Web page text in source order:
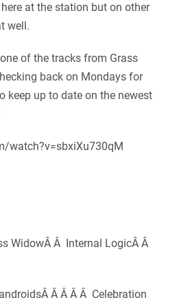
at the station but on other
well.
of the tracks from Grass
back on Mondays for
keep up to date on the newest
watch?v=sbxiXu730qM
WidowÂ Â Internal LogicÂ Â
Â Â Â Â Celebration